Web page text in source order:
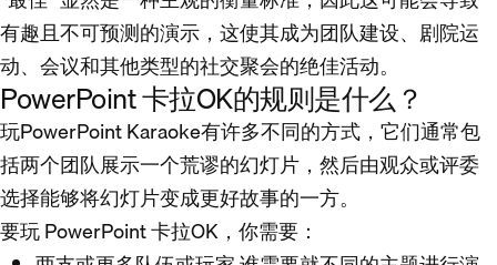
有趣且不可预测的演示，这使其成为团队建设、剧院运
动、会议和其他类型的社交聚会的绝佳活动。
PowerPoint 卡拉OK的规则是什么？
玩PowerPoint Karaoke有许多不同的方式，它们通常包
括两个团队展示一个荒谬的幻灯片，然后由观众或评委
选择能够将幻灯片变成更好故事的一方。
要玩 PowerPoint 卡拉OK，你需要：